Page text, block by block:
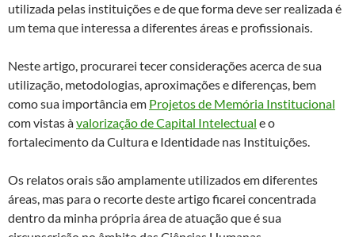
utilizada pelas instituições e de que forma deve ser realizada é
um tema que interessa a diferentes áreas e profissionais.
Neste artigo, procurarei tecer considerações acerca de sua
utilização, metodologias, aproximações e diferenças, bem
como sua importância em Projetos de Memória Institucional
com vistas àvalorização de Capital Intelectual e o
fortalecimento da Cultura e Identidade nas Instituições.
Os relatos orais são amplamente utilizados em diferentes
áreas, mas para o recorte deste artigo ficarei concentrada
dentro da minha própria área de atuação que é sua